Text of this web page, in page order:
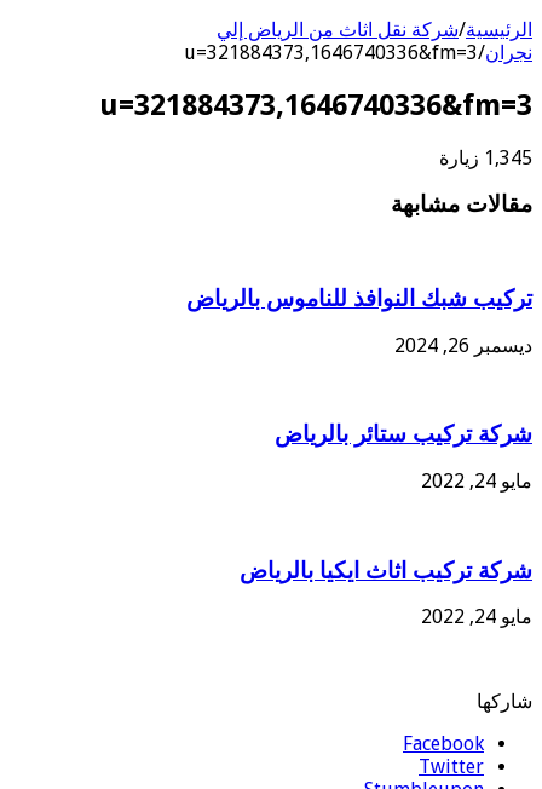
الرئيسية/شركة نقل اثاث من الرياض إلي
نجران/
u=321884373,1646740336&fm=3
u=321884373,1646740336&fm=3
1,345 زيارة
مقالات مشابهة
تركيب شبك النوافذ للناموس بالرياض
ديسمبر 26, 2024
شركة تركيب ستائر بالرياض
مايو 24, 2022
شركة تركيب اثاث ايكيا بالرياض
مايو 24, 2022
شاركها
Facebook
Twitter